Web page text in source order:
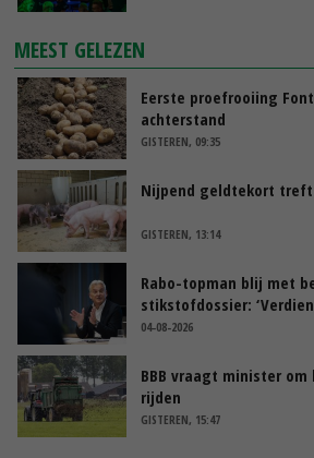
MEEST GELEZEN
Eerste proefrooiing
achterstand
GISTEREN, 09:35
Nijpend geldtekort treft
GISTEREN, 13:14
Rabo-topman blij met
stikstofdossier:
blijft cruciaal’
04-08-2026
BBB vraagt minister
rijden
GISTEREN, 15:47